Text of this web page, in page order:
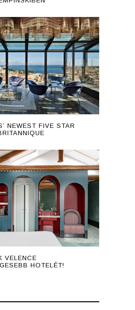
NEWEST FIVE STAR
VELENCE
HOTELÉT!